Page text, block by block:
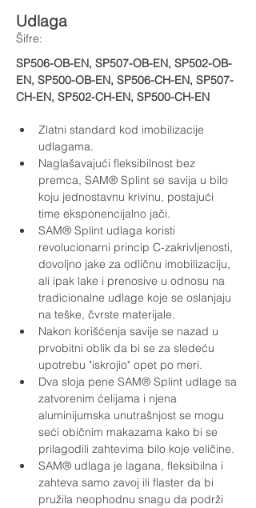
Udlaga
​Šifre:
SP506-OB-EN, SP507-OB-EN, SP502-OB-
EN, SP500-OB-EN, SP506-CH-EN, SP507-
CH-EN, SP502-CH-EN, SP500-CH-EN
Zlatni standard kod imobilizacije
udlagama.
Naglašavajući fleksibilnost bez
premca, SAM® Splint se savija u bilo
koju jednostavnu krivinu, postajući
time eksponencijalno jači.
SAM® Splint udlaga koristi
revolucionarni princip C-zakrivljenosti,
dovoljno jake za odličnu imobilizaciju,
ali ipak lake i prenosive u odnosu na
tradicionalne udlage koje se oslanjaju
na teške, čvrste materijale.
Nakon korišćenja savije se nazad u
prvobitni oblik da bi se za sledeću
upotrebu "iskrojio" opet po meri.
Dva sloja pene SAM® Splint udlage sa
zatvorenim ćelijama i njena
aluminijumska unutrašnjost se mogu
seći običnim makazama kako bi se
prilagodili zahtevima bilo koje veličine.
SAM® udlaga je lagana, fleksibilna i
zahteva samo zavoj ili flaster da bi
pružila neophodnu snagu da podrži